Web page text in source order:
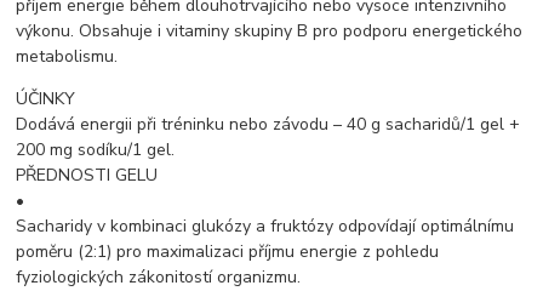
příjem energie během dlouhotrvajícího nebo vysoce intenzivního
výkonu. Obsahuje i vitaminy skupiny B pro podporu energetického
metabolismu.
ÚČINKY
Dodává energii při tréninku nebo závodu – 40 g sacharidů/1 gel +
200 mg sodíku/1 gel.
PŘEDNOSTI GELU
•
Sacharidy v kombinaci glukózy a fruktózy odpovídají optimálnímu
poměru (2:1) pro maximalizaci příjmu energie z pohledu
fyziologických zákonitostí organizmu.